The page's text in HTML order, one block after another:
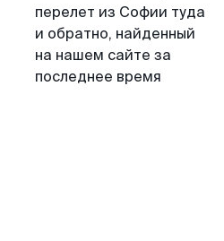
перелет из Софии туда
и обратно, найденный
на нашем сайте за
последнее время